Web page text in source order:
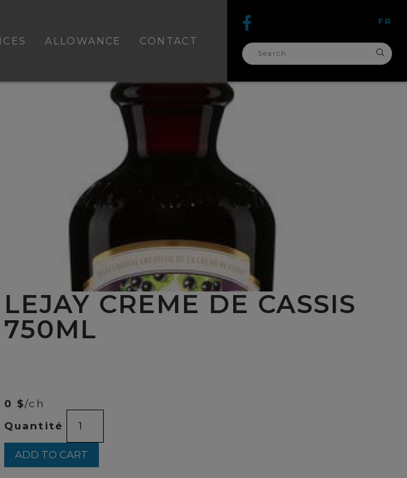
ALLOWANCE CONTACT
FR
search
for:
LEJAY CREME DE CASSIS
750ML
0 $/ch
Quantité
LEJAY
CREME
CASSIS
750ML
quantity
ADD TO CART